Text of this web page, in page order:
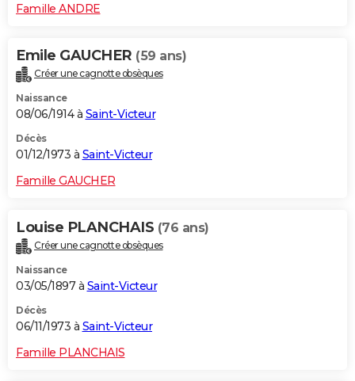
Famille ANDRE
Emile GAUCHER (59 ans)
Créer une cagnotte obsèques
Naissance
08/06/1914 à Saint-Victeur
Décès
01/12/1973 à Saint-Victeur
Famille GAUCHER
Louise PLANCHAIS (76 ans)
Créer une cagnotte obsèques
Naissance
03/05/1897 à Saint-Victeur
Décès
06/11/1973 à Saint-Victeur
Famille PLANCHAIS